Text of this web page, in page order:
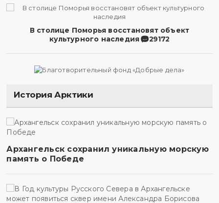
В столице Поморья восстановят объект
культурного наследия
29172
История Арктики
Архангельск сохранил уникальную морскую
память о Победе